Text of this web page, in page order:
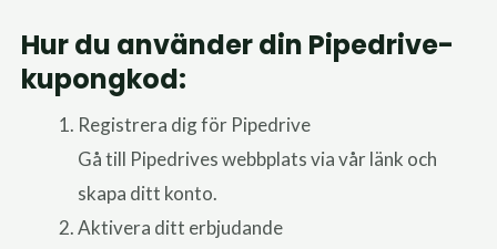
Hur du använder din Pipedrive-
kupongkod:
Registrera dig för Pipedrive
Gå till Pipedrives webbplats via vår länk och
skapa ditt konto.
Aktivera ditt erbjudande